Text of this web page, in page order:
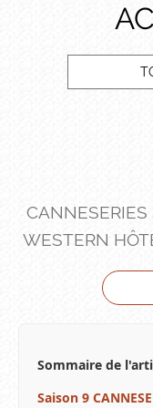
WESTERN
Sommaire de
Saison 9